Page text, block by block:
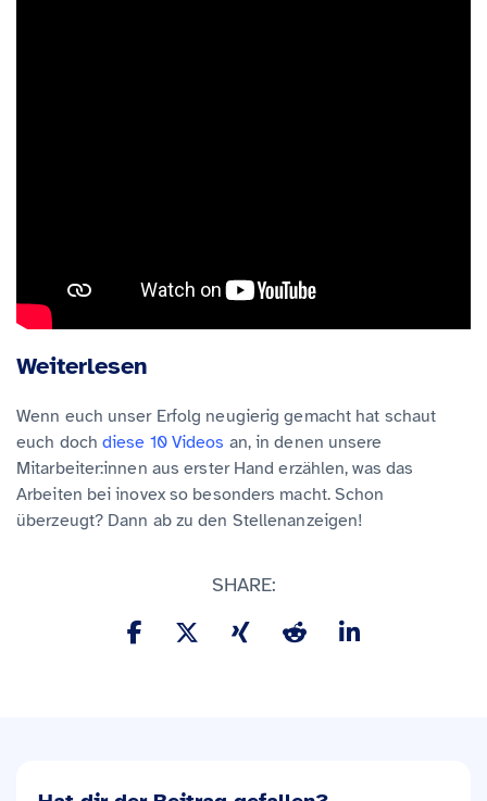
Weiterlesen
Wenn euch unser Erfolg neugierig gemacht hat schaut
euch doch diese 10 Videos an, in denen unsere
Mitarbeiter:innen aus erster Hand erzählen, was das
Arbeiten bei inovex so besonders macht. Schon
überzeugt? Dann ab zu den Stellenanzeigen!
SHARE: